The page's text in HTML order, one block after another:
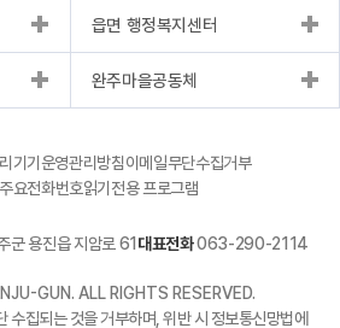
읍면 행정복지센터
완주마을공동체
기기운영관리방침이메일무단수집거부
주요전화번호읽기전용 프로그램
용진읍 지암로 61대표전화063-290-2114
GUN. ALL RIGHTS RESERVED.
수집되는 것을 거부하며, 위반 시 정보통신망법에